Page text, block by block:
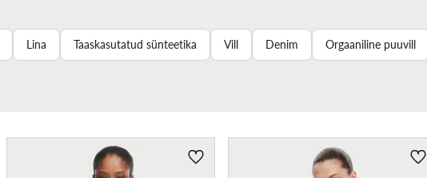
Lina Taaskasutatud sünteetika Vill Denim Orgaaniline puuvill